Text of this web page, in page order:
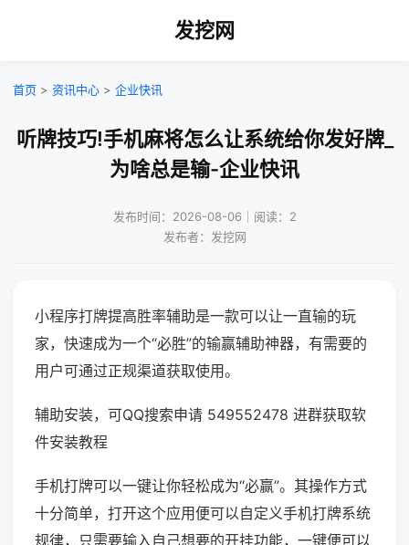
发挖网
首页 > 资讯中心 > 企业快讯
听牌技巧!手机麻将怎么让系统给你发好牌_
为啥总是输-企业快讯
发布时间：2026-08-06｜阅读：2
发布者：发挖网
小程序打牌提高胜率辅助是一款可以让一直输的玩
家，快速成为一个“必胜”的输赢辅助神器，有需要的
用户可通过正规渠道获取使用。
辅助安装，可QQ搜索申请 549552478 进群获取软
件安装教程
手机打牌可以一键让你轻松成为“必赢”。其操作方式
十分简单，打开这个应用便可以自定义手机打牌系统
规律，只需要输入自己想要的开挂功能，一键便可以